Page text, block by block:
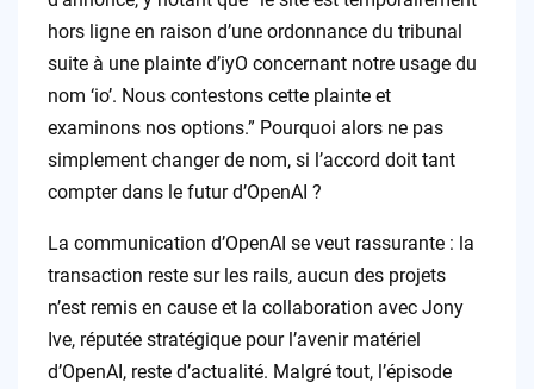
hors ligne en raison d’une ordonnance du tribunal
suite à une plainte d’iyO concernant notre usage du
nom ‘io’. Nous contestons cette plainte et
examinons nos options.” Pourquoi alors ne pas
simplement changer de nom, si l’accord doit tant
compter dans le futur d’OpenAI ?
La communication d’OpenAI se veut rassurante : la
transaction reste sur les rails, aucun des projets
n’est remis en cause et la collaboration avec Jony
Ive, réputée stratégique pour l’avenir matériel
d’OpenAI, reste d’actualité. Malgré tout, l’épisode